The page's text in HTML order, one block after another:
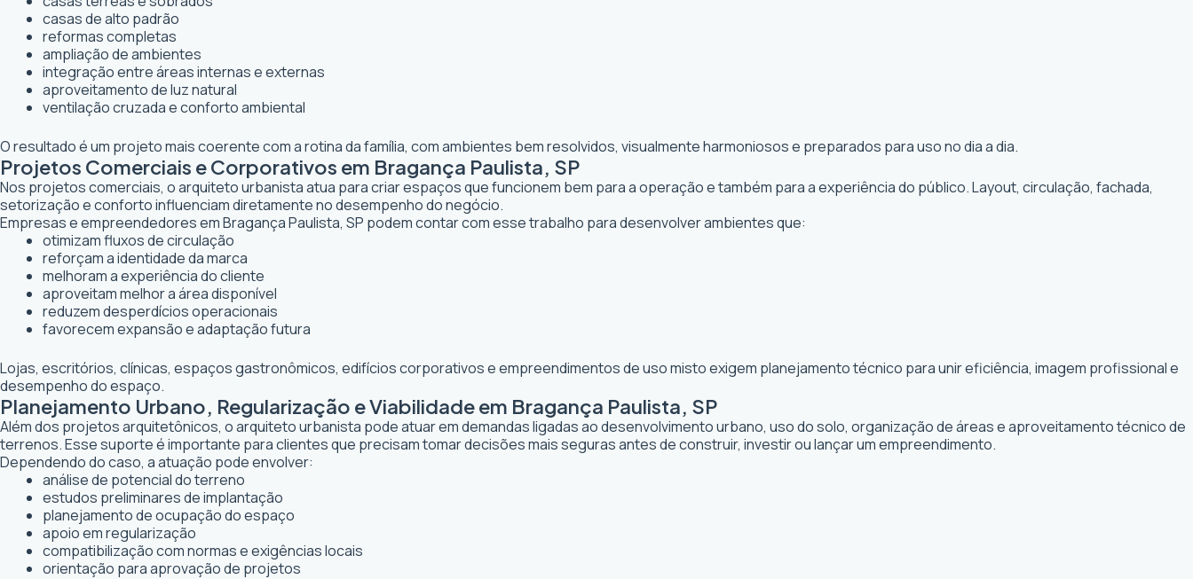
casas de alto padrão
reformas completas
ampliação de ambientes
integração entre áreas internas e externas
aproveitamento de luz natural
ventilação cruzada e conforto ambiental
O resultado é um projeto mais coerente com a rotina da família, com ambientes bem resolvidos, visualmente harmoniosos e preparados para uso no dia a dia.
Projetos Comerciais e Corporativos em Bragança Paulista, SP
Nos projetos comerciais, o arquiteto urbanista atua para criar espaços que funcionem bem para a operação e também para a experiência do público. Layout, circulação, fachada,
setorização e conforto influenciam diretamente no desempenho do negócio.
Empresas e empreendedores em Bragança Paulista, SP podem contar com esse trabalho para desenvolver ambientes que:
otimizam fluxos de circulação
reforçam a identidade da marca
melhoram a experiência do cliente
aproveitam melhor a área disponível
reduzem desperdícios operacionais
favorecem expansão e adaptação futura
Lojas, escritórios, clínicas, espaços gastronômicos, edifícios corporativos e empreendimentos de uso misto exigem planejamento técnico para unir eficiência, imagem profissional e
desempenho do espaço.
Planejamento Urbano, Regularização e Viabilidade em Bragança Paulista, SP
Além dos projetos arquitetônicos, o arquiteto urbanista pode atuar em demandas ligadas ao desenvolvimento urbano, uso do solo, organização de áreas e aproveitamento técnico de
terrenos. Esse suporte é importante para clientes que precisam tomar decisões mais seguras antes de construir, investir ou lançar um empreendimento.
Dependendo do caso, a atuação pode envolver:
análise de potencial do terreno
estudos preliminares de implantação
planejamento de ocupação do espaço
apoio em regularização
compatibilização com normas e exigências locais
orientação para aprovação de projetos